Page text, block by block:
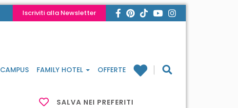
Iscriviti alla Newsletter
CAMPUS FAMILY HOTEL OFFERTE
SALVA NEI PREFERITI